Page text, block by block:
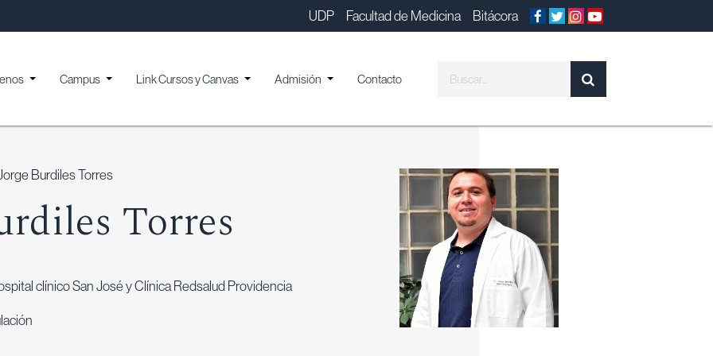
UDP Facultad de Medicina Bitácora
Campus Link Cursos y Canvas Admisión Contacto
Burdiles Torres
Torres
clínico San José y Clínica Redsalud Providencia